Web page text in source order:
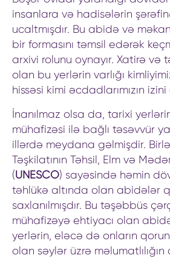
insanlara və hadisələrin
ucaltmışdır. Bu abidə və
bir formasını təmsil edərək
arxivi rolunu oynayır. Xatirə və
olan bu yerlərin varlığı
hissəsi kimi əcdadlarımızın izini
İnanılmaz olsa da, tarixi
mühafizəsi ilə bağlı təsəvvür
illərdə meydana gəlmişdir.
Təşkilatının Təhsil, Elm və
(UNESCO) sayəsində həmin
təhlükə altında olan abidələr
saxlanılmışdır. Bu təşəbbüs
mühafizəyə ehtiyacı olan
yerlərin, eləcə də onların
olan səylər üzrə məlumatlılığın